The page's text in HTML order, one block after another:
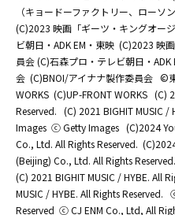
（キョードーファクトリー、ローソ
(C)2023 映画「ギーツ・キングオー
ビ朝日・ADK EM・東映 (C)2023 映
員会 (C)石森プロ・テレビ朝日・ADK
会 (C)BNOI/アイナナ製作委員会 ©
WORKS (C)UP-FRONT WORKS (C)
Reserved. (C) 2021 BIGHIT MUSIC /
Images ⓒ Getty Images (C)2024
Co., Ltd. All Rights Reserved.
(Beijing) Co., Ltd. All Rights Reserved.
(C) 2021 BIGHIT MUSIC / HYBE. All
MUSIC / HYBE. All Rights Reserved.
Reserved ⓒ CJ ENM Co., Ltd, All